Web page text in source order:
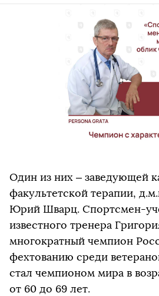
Один из них – заведующей
факультетской терапии,
Юрий Шварц. Спортсмен-
известного тренера
многократный чемпион
фехтованию среди
стал чемпионом мира в
от 60 до 69 лет.